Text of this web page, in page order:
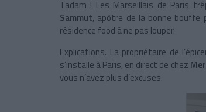
Tadam ! Les Marseillais de Paris
Sammut, apôtre de la bonne bouffe
résidence food à ne pas louper.
Explications. La propriétaire de
s’installe à Paris, en direct de chez
vous n’avez plus d’excuses.